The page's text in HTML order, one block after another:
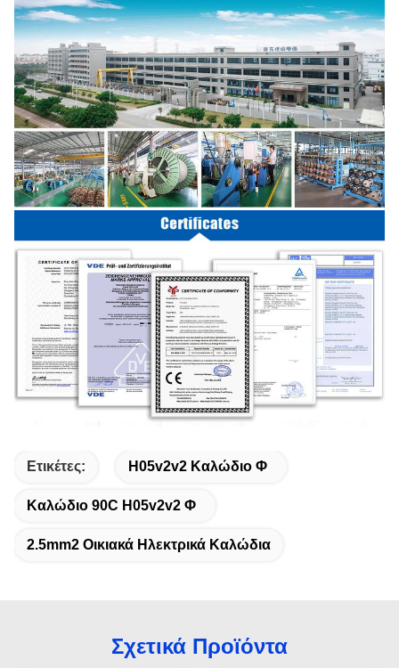
Ετικέτες: H05v2v2 Καλώδιο Φ
Καλώδιο 90C H05v2v2 Φ
2.5mm2 Οικιακά Ηλεκτρικά Καλώδια
Σχετικά Προϊόντα